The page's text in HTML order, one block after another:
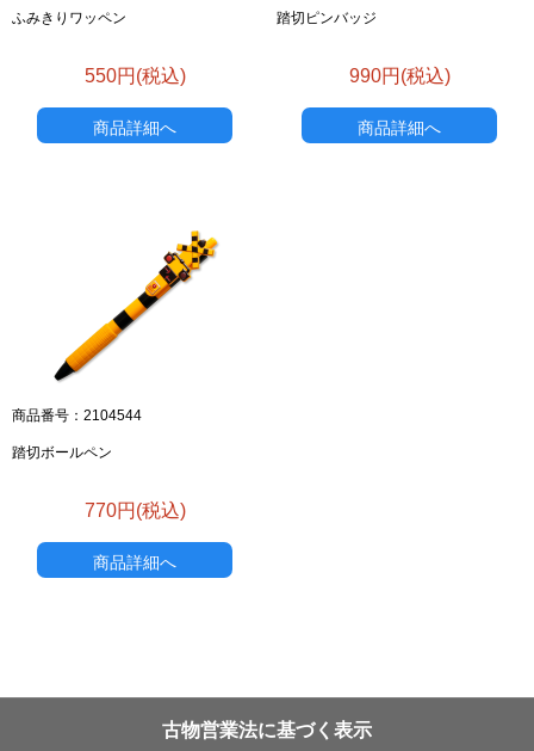
ふみきりワッペン
550円(税込)
商品詳細へ
踏切ピンバッジ
990円(税込)
商品詳細へ
商品番号：2104544
踏切ボールペン
770円(税込)
商品詳細へ
古物営業法に基づく表示